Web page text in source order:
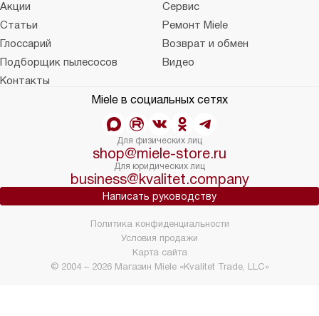
Акции
Сервис
Статьи
Ремонт Miele
Глоссарий
Возврат и обмен
Подборщик пылесосов
Видео
Контакты
Miele в социальных сетях
Для физических лиц
shop@miele-store.ru
Для юридических лиц
business@kvalitet.company
Написать руководству
© 2004 – 2026 Магазин Miele «Kvalitet Trade, LLC»
Политика конфиденциальности
Условия продажи
Карта сайта